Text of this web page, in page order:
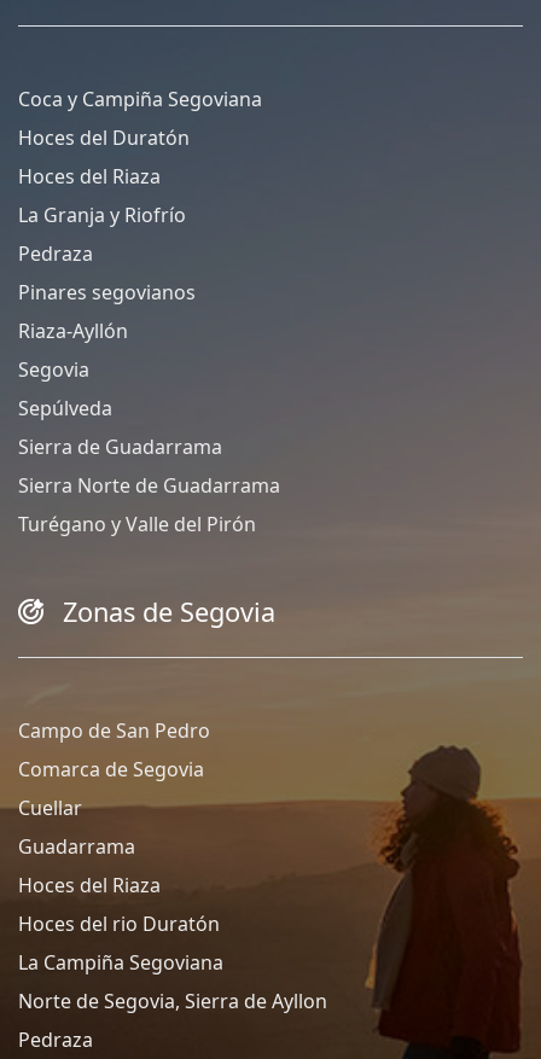
Coca y Campiña Segoviana
Hoces del Duratón
Hoces del Riaza
La Granja y Riofrío
Pedraza
Pinares segovianos
Riaza-Ayllón
Segovia
Sepúlveda
Sierra de Guadarrama
Sierra Norte de Guadarrama
Turégano y Valle del Pirón
Zonas de Segovia
Campo de San Pedro
Comarca de Segovia
Cuellar
Guadarrama
Hoces del Riaza
Hoces del rio Duratón
La Campiña Segoviana
Norte de Segovia, Sierra de Ayllon
Pedraza